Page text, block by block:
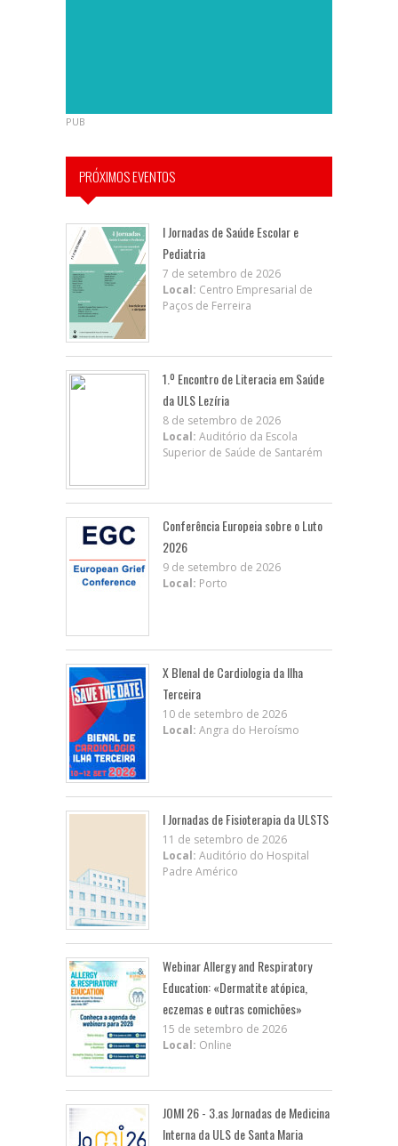
PUB
PRÓXIMOS EVENTOS
I Jornadas de Saúde Escolar e
Pediatria
7 de setembro de 2026
Local: Centro Empresarial de
Paços de Ferreira
1.º Encontro de Literacia em Saúde
da ULS Lezíria
8 de setembro de 2026
Local: Auditório da Escola
Superior de Saúde de Santarém
Conferência Europeia sobre o Luto
2026
9 de setembro de 2026
Local: Porto
X BIenal de Cardiologia da Ilha
Terceira
10 de setembro de 2026
Local: Angra do Heroísmo
I Jornadas de Fisioterapia da ULSTS
11 de setembro de 2026
Local: Auditório do Hospital
Padre Américo
Webinar Allergy and Respiratory
Education: «Dermatite atópica,
eczemas e outras comichões»
15 de setembro de 2026
Local: Online
JOMI 26 - 3.as Jornadas de Medicina
Interna da ULS de Santa Maria